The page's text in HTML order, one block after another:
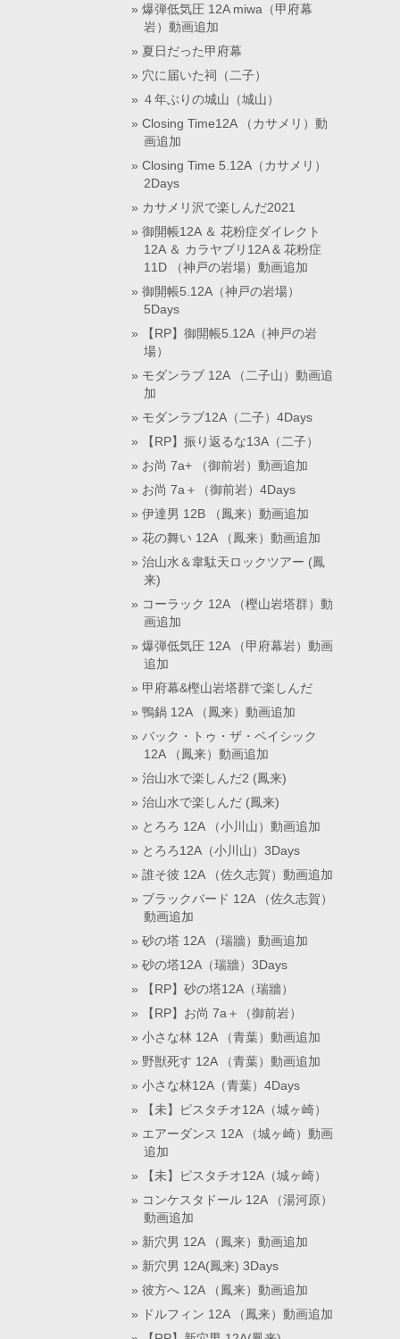
爆弾低気圧 12A miwa（甲府幕
岩）動画追加
夏日だった甲府幕
穴に届いた祠（二子）
４年ぶりの城山（城山）
Closing Time12A （カサメリ）動
画追加
Closing Time 5.12A（カサメリ）
2Days
カサメリ沢で楽しんだ2021
御開帳12A ＆ 花粉症ダイレクト
12A ＆ カラヤブリ12A & 花粉症
11D （神戸の岩場）動画追加
御開帳5.12A（神戸の岩場）
5Days
【RP】御開帳5.12A（神戸の岩
場）
モダンラブ 12A （二子山）動画追
加
モダンラブ12A（二子）4Days
【RP】振り返るな13A（二子）
お尚 7a+ （御前岩）動画追加
お尚 7a＋（御前岩）4Days
伊達男 12B （鳳来）動画追加
花の舞い 12A （鳳来）動画追加
治山水＆韋駄天ロックツアー (鳳
来)
コーラック 12A （樫山岩塔群）動
画追加
爆弾低気圧 12A （甲府幕岩）動画
追加
甲府幕&樫山岩塔群で楽しんだ
鴨鍋 12A （鳳来）動画追加
バック・トゥ・ザ・ベイシック
12A （鳳来）動画追加
治山水で楽しんだ2 (鳳来)
治山水で楽しんだ (鳳来)
とろろ 12A （小川山）動画追加
とろろ12A（小川山）3Days
誰そ彼 12A （佐久志賀）動画追加
ブラックバード 12A （佐久志賀）
動画追加
砂の塔 12A （瑞牆）動画追加
砂の塔12A（瑞牆）3Days
【RP】砂の塔12A（瑞牆）
【RP】お尚 7a＋（御前岩）
小さな林 12A （青葉）動画追加
野獣死す 12A （青葉）動画追加
小さな林12A（青葉）4Days
【未】ピスタチオ12A（城ヶ崎）
エアーダンス 12A （城ヶ崎）動画
追加
【未】ピスタチオ12A（城ヶ崎）
コンケスタドール 12A （湯河原）
動画追加
新穴男 12A （鳳来）動画追加
新穴男 12A(鳳来) 3Days
彼方へ 12A （鳳来）動画追加
ドルフィン 12A （鳳来）動画追加